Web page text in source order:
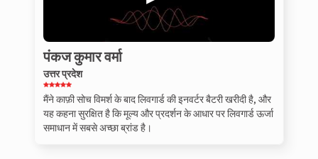
पंकज कुमार वर्मा
उत्तर प्रदेश
मैंने काफ़ी सोच विमर्श के बाद लिवगार्ड की इनवर्टर बैटरी खरीदी है, और
यह कहना सुरक्षित है कि मूल्य और प्रदर्शन के आधार पर लिवगार्ड ऊर्जा
समाधान में सबसे अच्छा ब्रांड है।